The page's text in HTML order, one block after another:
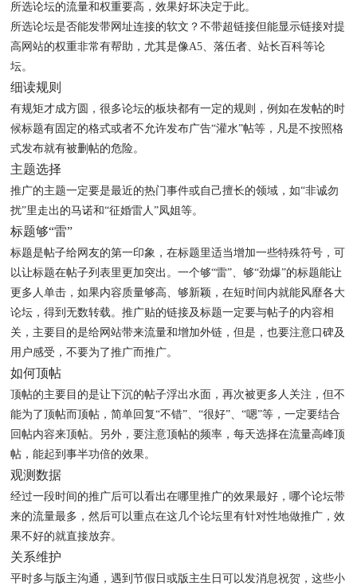
所选论坛的流量和权重要高，效果好坏决定于此。
所选论坛是否能发带网址连接的软文？不带超链接但能显示链接对提
高网站的权重非常有帮助，尤其是像A5、落伍者、站长百科等论
坛。
细读规则
有规矩才成方圆，很多论坛的板块都有一定的规则，例如在发帖的时
候标题有固定的格式或者不允许发布广告“灌水”帖等，凡是不按照格
式发布就有被删帖的危险。
主题选择
推广的主题一定要是最近的热门事件或自己擅长的领域，如“非诚勿
扰”里走出的马诺和“征婚雷人”凤姐等。
标题够“雷”
标题是帖子给网友的第一印象，在标题里适当增加一些特殊符号，可
以让标题在帖子列表里更加突出。一个够“雷”、够“劲爆”的标题能让
更多人单击，如果内容质量够高、够新颖，在短时间内就能风靡各大
论坛，得到无数转载。推广贴的链接及标题一定要与帖子的内容相
关，主要目的是给网站带来流量和增加外链，但是，也要注意口碑及
用户感受，不要为了推广而推广。
如何顶帖
顶帖的主要目的是让下沉的帖子浮出水面，再次被更多人关注，但不
能为了顶帖而顶帖，简单回复“不错”、“很好”、“嗯”等，一定要结合
回帖内容来顶帖。另外，要注意顶帖的频率，每天选择在流量高峰顶
帖，能起到事半功倍的效果。
观测数据
经过一段时间的推广后可以看出在哪里推广的效果最好，哪个论坛带
来的流量最多，然后可以重点在这几个论坛里有针对性地做推广，效
果不好的就直接放弃。
关系维护
平时多与版主沟通，遇到节假日或版主生日可以发消息祝贺，这些小